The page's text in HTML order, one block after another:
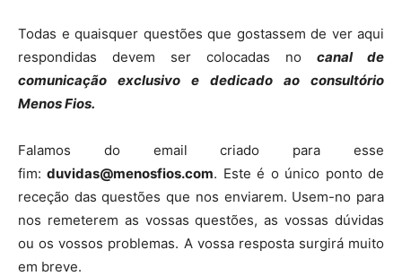
Todas e quaisquer questões que gostassem de ver aqui
respondidas devem ser colocadas no canal de
comunicação exclusivo e dedicado ao consultório
Menos Fios.
Falamos do email criado para esse
fim:duvidas@menosfios.com. Este é o único ponto de
receção das questões que nos enviarem. Usem-no para
nos remeterem as vossas questões, as vossas dúvidas
ou os vossos problemas. A vossa resposta surgirá muito
em breve.